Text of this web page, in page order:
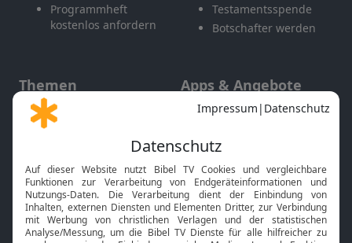
Programmheft
kostenlos anfordern
Testamentsspende
Botschafter werden
Themen
Gott und Bibel erklärt
Neuigkeiten
Apps & Angebote
Mobile App
Smart TV
HbbTV
Bibelthek Online-Bibel
Nächster Gottesdienst